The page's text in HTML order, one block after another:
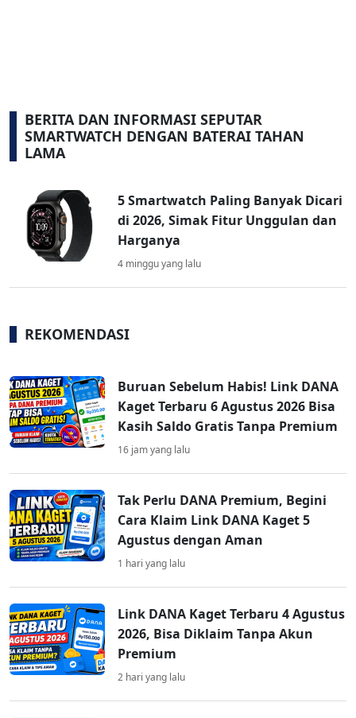
BERITA DAN INFORMASI SEPUTAR
SMARTWATCH DENGAN BATERAI TAHAN
LAMA
5 Smartwatch Paling Banyak Dicari
di 2026, Simak Fitur Unggulan dan
Harganya
4 minggu yang lalu
REKOMENDASI
Buruan Sebelum Habis! Link DANA
Kaget Terbaru 6 Agustus 2026 Bisa
Kasih Saldo Gratis Tanpa Premium
16 jam yang lalu
Tak Perlu DANA Premium, Begini
Cara Klaim Link DANA Kaget 5
Agustus dengan Aman
1 hari yang lalu
Link DANA Kaget Terbaru 4 Agustus
2026, Bisa Diklaim Tanpa Akun
Premium
2 hari yang lalu